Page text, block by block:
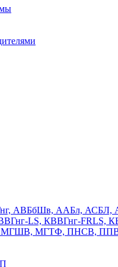
АВБбШв, ААБл, АСБЛ,
LS, КВВГнг-FRLS,
МГТФ, ПНСВ,